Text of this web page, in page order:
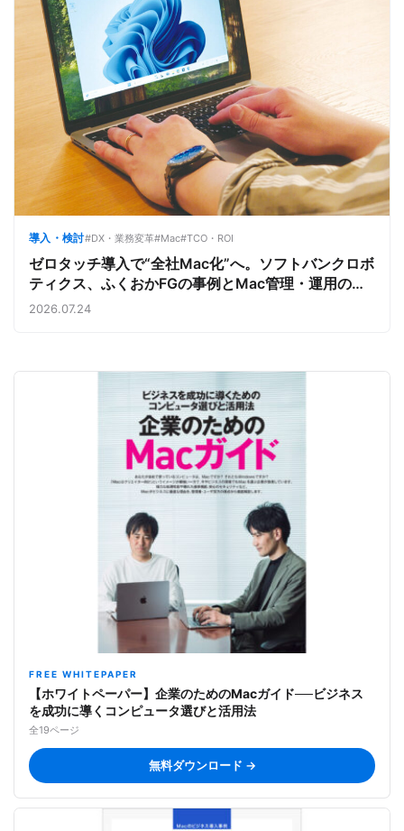
導入・検討#DX・業務変革#Mac#TCO・ROI
ゼロタッチ導入で“全社Mac化”へ。ソフトバンクロボ
ティクス、ふくおかFGの事例とMac管理・運用の強
み【今週のAppleビジネストレンド】
2026.07.24
FREE WHITEPAPER
【ホワイトペーパー】企業のためのMacガイド──ビジネス
を成功に導くコンピュータ選びと活用法
全19ページ
無料ダウンロード →